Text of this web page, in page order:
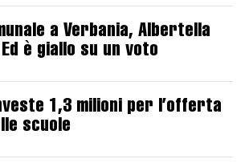
a Verbania, Albertella
è giallo su un voto
1,3 milioni per l’offerta
scuole